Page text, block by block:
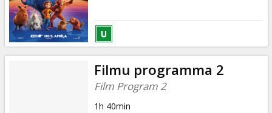
Filmu programma 2
Film Program 2
1h 40min